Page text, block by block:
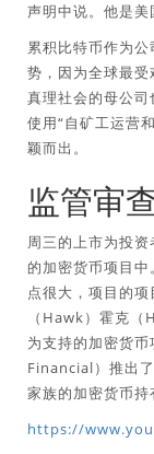
声明中说。他是美
累积比特币作为
势，因为全球最
真理社会的母公
使用“自矿工运营
颖而出。
监管审
周三的上市为投
的加密货币项目
点很大，项目的
（Hawk）霍克
为支持的加密货
Financial）推出
家族的加密货币持
https://